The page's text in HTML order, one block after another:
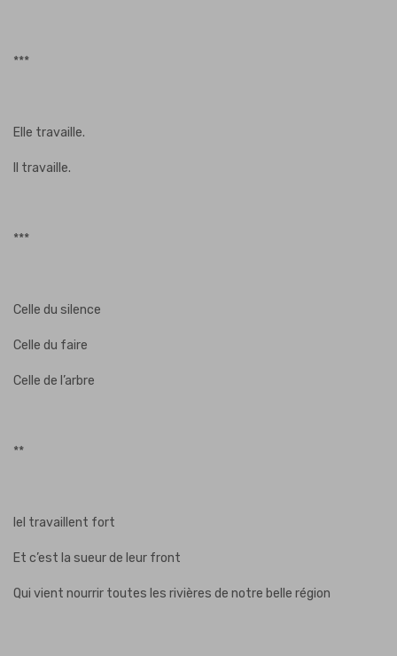
***
Elle travaille.
Il travaille.
***
Celle du silence
Celle du faire
Celle de l’arbre
**
Iel travaillent fort
Et c’est la sueur de leur front
Qui vient nourrir toutes les rivières de notre belle région